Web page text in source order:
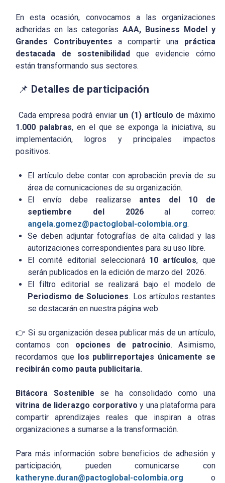
‍En esta ocasión, convocamos a las organizaciones
adheridas en las categorías AAA, Business Model y
Grandes Contribuyentes a compartir una práctica
destacada de sostenibilidadque evidencie cómo
están transformando sus sectores.
📌 Detalles de participación
Cada empresa podrá enviar un (1) artículo de máximo
1.000 palabras, en el que se exponga la iniciativa, su
implementación, logros y principales impactos
positivos.
El artículo debe contar con aprobación previa de su
área de comunicaciones de su organización.
El envío debe realizarse antes del 10 de
septiembre del 2026al correo:
angela.gomez@pactoglobal-colombia.org.
Se deben adjuntar fotografías de alta calidad y las
autorizaciones correspondientes para su uso libre.
El comité editorial seleccionará 10 artículos, que
serán publicados en la edición de marzo del 2026.
El filtro editorial se realizará bajo el modelo de
Periodismo de Soluciones. Los artículos restantes
se destacarán en nuestra página web.
👉 Si su organización desea publicar más de un artículo,
contamos con opciones de patrocinio. Asimismo,
recordamos que los publirreportajes únicamente se
recibirán como pauta publicitaria.
Bitácora Sostenible se ha consolidado como una
vitrina de liderazgo corporativo y una plataforma para
compartir aprendizajes reales que inspiran a otras
organizaciones a sumarse a la transformación.
Para más información sobre beneficios de adhesión y
participación, pueden comunicarse con
katheryne.duran@pactoglobal-colombia.org o